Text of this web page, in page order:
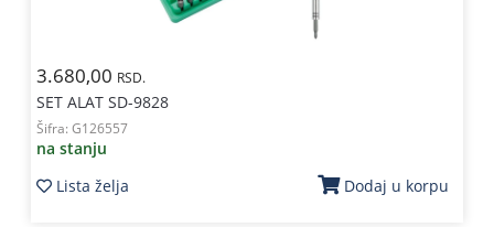
3.680,00 RSD.
SET ALAT SD-9828
Šifra: G126557
na stanju
Lista želja
Dodaj u korpu